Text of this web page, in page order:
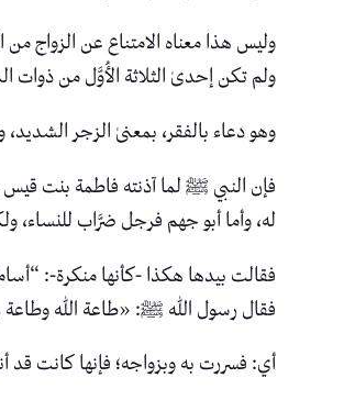
وليس هذا معناه الامتناع عن الزواج
ولم تكن إحدىٰ الثلاثة الأُوَّل من ذوات
وهو دعاء بالفقر، بمعنىٰ الزجر الشديد،
فإن النبي ﷺ لما آذنته فاطمة بنت قيس
له، وأما أبو جهم فرجل ضرَّاب للنساء،
فقالت بيدها هكذا -كأنها منكرة-:
فقال رسول الله ﷺ: «طاعة الله
أي: فسررت به وبزواجه؛ فإنها كانت قد